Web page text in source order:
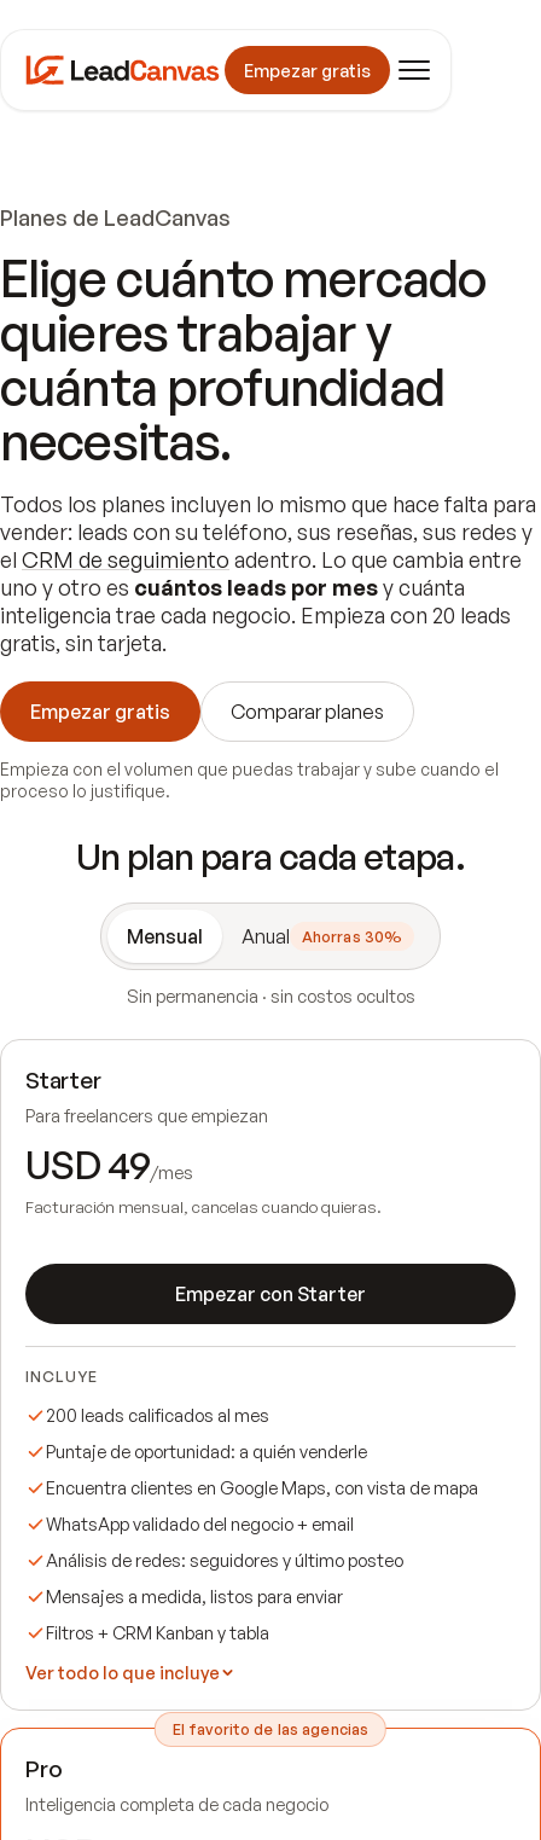
Empezar gratis
Planes de LeadCanvas
Elige cuánto mercado
quieres trabajar y
cuánta profundidad
necesitas.
Todos los planes incluyen lo mismo que hace falta para
vender: leads con su teléfono, sus reseñas, sus redes y
el CRM de seguimiento adentro. Lo que cambia entre
uno y otro es cuántos leads por mesy cuánta
inteligencia trae cada negocio. Empieza con 20 leads
gratis, sin tarjeta.
Empezar gratis Comparar planes
Empieza con el volumen que puedas trabajar y sube cuando el
proceso lo justifique.
Un plan para cada etapa.
Mensual Anual Ahorras 30%
Sin permanencia · sin costos ocultos
Starter
Para freelancers que empiezan
USD 49/mes
Facturación mensual, cancelas cuando quieras.
Empezar con Starter
INCLUYE
200 leads calificados al mes
Puntaje de oportunidad: a quién venderle
Encuentra clientes en Google Maps, con vista de mapa
WhatsApp validado del negocio + email
Análisis de redes: seguidores y último posteo
Mensajes a medida, listos para enviar
Filtros + CRM Kanban y tabla
Ver todo lo que incluye
El favorito de las agencias
Pro
Inteligencia completa de cada negocio